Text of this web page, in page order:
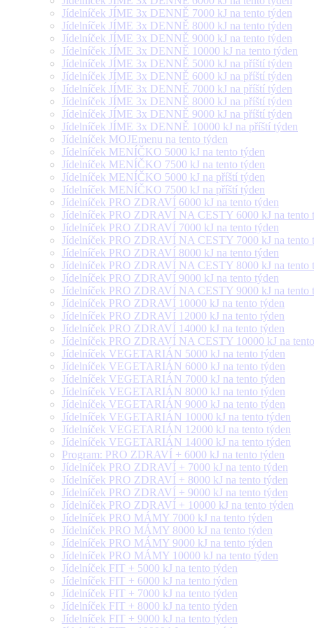
Jídelníček JÍME 3x DENNĚ 7000 kJ na tento týden
Jídelníček JÍME 3x DENNĚ 8000 kJ na tento týden
Jídelníček JÍME 3x DENNĚ 9000 kJ na tento týden
Jídelníček JÍME 3x DENNĚ 10000 kJ na tento týden
Jídelníček JÍME 3x DENNĚ 5000 kJ na příští týden
Jídelníček JÍME 3x DENNĚ 6000 kJ na příští týden
Jídelníček JÍME 3x DENNĚ 7000 kJ na příští týden
Jídelníček JÍME 3x DENNĚ 8000 kJ na příští týden
Jídelníček JÍME 3x DENNĚ 9000 kJ na příští týden
Jídelníček JÍME 3x DENNĚ 10000 kJ na příští týden
Jídelníček MOJEmenu na tento týden
Jídelníček MENÍČKO 5000 kJ na tento týden
Jídelníček MENÍČKO 7500 kJ na tento týden
Jídelníček MENÍČKO 5000 kJ na příští týden
Jídelníček MENÍČKO 7500 kJ na příští týden
Jídelníček PRO ZDRAVÍ 6000 kJ na tento týden
Jídelníček PRO ZDRAVÍ NA CESTY 6000 kJ na tento
Jídelníček PRO ZDRAVÍ 7000 kJ na tento týden
Jídelníček PRO ZDRAVÍ NA CESTY 7000 kJ na tento
Jídelníček PRO ZDRAVÍ 8000 kJ na tento týden
Jídelníček PRO ZDRAVÍ NA CESTY 8000 kJ na tento
Jídelníček PRO ZDRAVÍ 9000 kJ na tento týden
Jídelníček PRO ZDRAVÍ NA CESTY 9000 kJ na tento
Jídelníček PRO ZDRAVÍ 10000 kJ na tento týden
Jídelníček PRO ZDRAVÍ 12000 kJ na tento týden
Jídelníček PRO ZDRAVÍ 14000 kJ na tento týden
Jídelníček PRO ZDRAVÍ NA CESTY 10000 kJ na
Jídelníček VEGETARIÁN 5000 kJ na tento týden
Jídelníček VEGETARIÁN 6000 kJ na tento týden
Jídelníček VEGETARIÁN 7000 kJ na tento týden
Jídelníček VEGETARIÁN 8000 kJ na tento týden
Jídelníček VEGETARIÁN 9000 kJ na tento týden
Jídelníček VEGETARIÁN 10000 kJ na tento týden
Jídelníček VEGETARIÁN 12000 kJ na tento týden
Jídelníček VEGETARIÁN 14000 kJ na tento týden
Program: PRO ZDRAVÍ + 6000 kJ na tento týden
Jídelníček PRO ZDRAVÍ + 7000 kJ na tento týden
Jídelníček PRO ZDRAVÍ + 8000 kJ na tento týden
Jídelníček PRO ZDRAVÍ + 9000 kJ na tento týden
Jídelníček PRO ZDRAVÍ + 10000 kJ na tento týden
Jídelníček PRO MÁMY 7000 kJ na tento týden
Jídelníček PRO MÁMY 8000 kJ na tento týden
Jídelníček PRO MÁMY 9000 kJ na tento týden
Jídelníček PRO MÁMY 10000 kJ na tento týden
Jídelníček FIT + 5000 kJ na tento týden
Jídelníček FIT + 6000 kJ na tento týden
Jídelníček FIT + 7000 kJ na tento týden
Jídelníček FIT + 8000 kJ na tento týden
Jídelníček FIT + 9000 kJ na tento týden